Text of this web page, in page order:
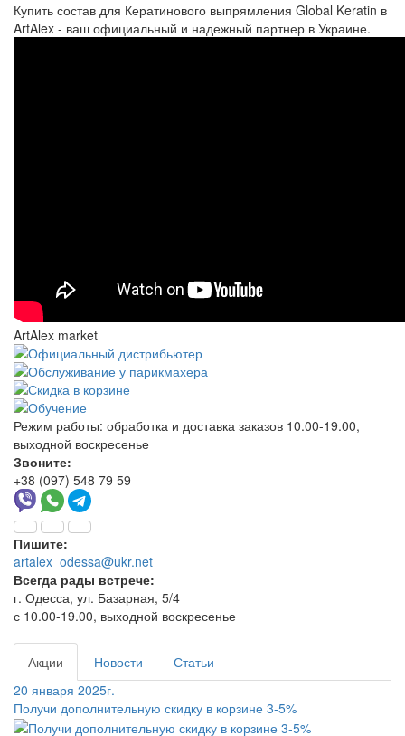
Купить состав для Кератинового выпрямления Global Keratin в
ArtAlex - ваш официальный и надежный партнер в Украине.
ArtAlex market
Режим работы: обработка и доставка заказов 10.00-19.00,
выходной воскресенье
Звоните:
+38 (097) 548 79 59
Пишите:
artalex_odessa@ukr.net
Всегда рады встрече:
г. Одесса, ул. Базарная, 5/4
с 10.00-19.00, выходной воскресенье
Акции Новости
Статьи
20 января 2025г.
Получи дополнительную скидку в корзине 3-5%